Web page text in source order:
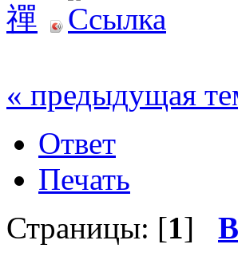
禪
« предыдущая
Ответ
Печать
Страницы: [1]